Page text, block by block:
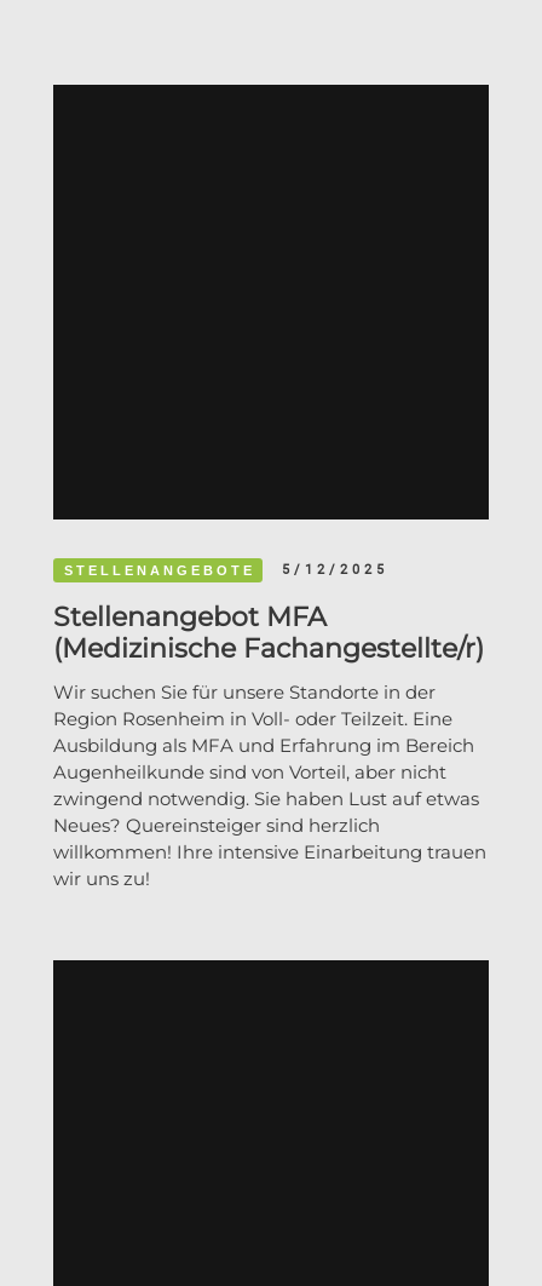
STELLENANGEBOTE 5/12/2025
Stellenangebot MFA
(Medizinische Fachangestellte/r)
Wir suchen Sie für unsere Standorte in der
Region Rosenheim in Voll- oder Teilzeit. Eine
Ausbildung als MFA und Erfahrung im Bereich
Augenheilkunde sind von Vorteil, aber nicht
zwingend notwendig. Sie haben Lust auf etwas
Neues? Quereinsteiger sind herzlich
willkommen! Ihre intensive Einarbeitung trauen
wir uns zu!